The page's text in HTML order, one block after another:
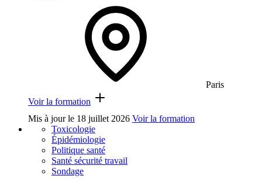
Paris
Voir la formation
Mis à jour le 18 juillet 2026 Voir la formation
Toxicologie
Épidémiologie
Politique santé
Santé sécurité travail
Sondage